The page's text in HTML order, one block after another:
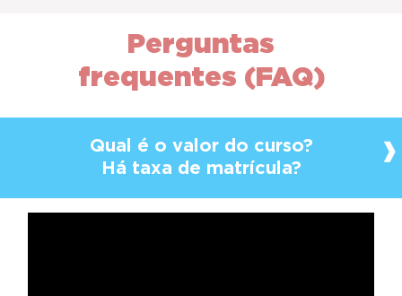
Perguntas
frequentes (FAQ)
Qual é o valor do curso?
Há taxa de matrícula?